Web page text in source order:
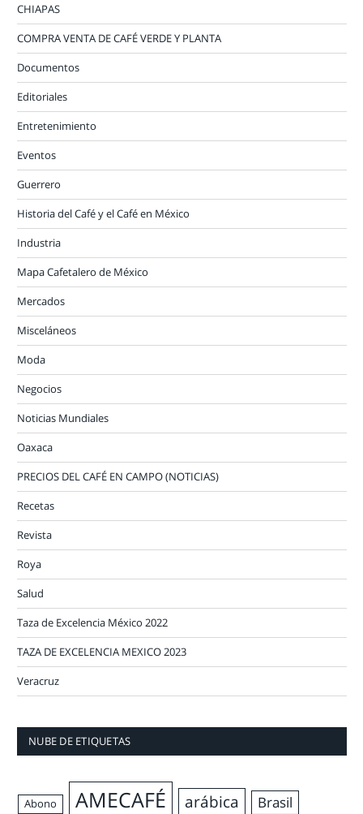
CHIAPAS
COMPRA VENTA DE CAFÉ VERDE Y PLANTA
Documentos
Editoriales
Entretenimiento
Eventos
Guerrero
Historia del Café y el Café en México
Industria
Mapa Cafetalero de México
Mercados
Misceláneos
Moda
Negocios
Noticias Mundiales
Oaxaca
PRECIOS DEL CAFÉ EN CAMPO (NOTICIAS)
Recetas
Revista
Roya
Salud
Taza de Excelencia México 2022
TAZA DE EXCELENCIA MEXICO 2023
Veracruz
NUBE DE ETIQUETAS
Abono AMECAFÉ arábica Brasil